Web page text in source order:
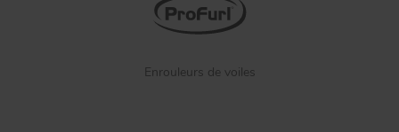
Enrouleurs de voiles